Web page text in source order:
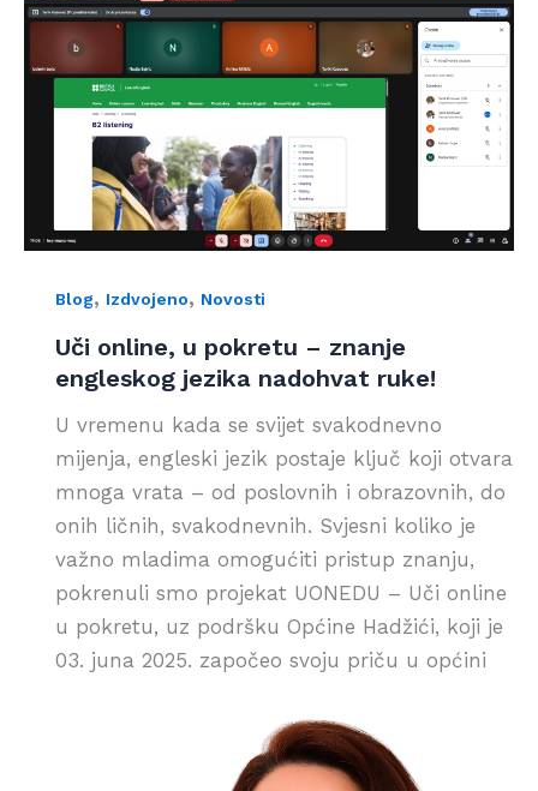
Blog, Izdvojeno, Novosti
Uči online, u pokretu – znanje
engleskog jezika nadohvat ruke!
U vremenu kada se svijet svakodnevno
mijenja, engleski jezik postaje ključ koji otvara
mnoga vrata – od poslovnih i obrazovnih, do
onih ličnih, svakodnevnih. Svjesni koliko je
važno mladima omogućiti pristup znanju,
pokrenuli smo projekat UONEDU – Uči online
u pokretu, uz podršku Općine Hadžići, koji je
03. juna 2025. započeo svoju priču u općini